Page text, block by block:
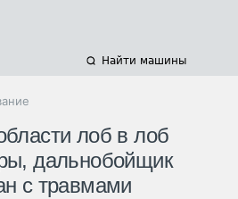
Найти машины
лоб в лоб
дальнобойщик
с травмами